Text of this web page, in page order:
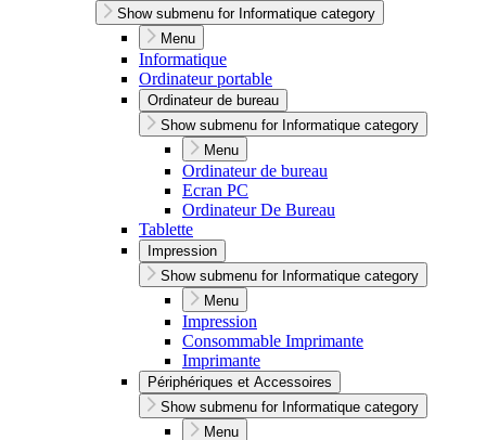
Show submenu for Informatique category
Menu
Informatique
Ordinateur portable
Ordinateur de bureau
Show submenu for Informatique category
Menu
Ordinateur de bureau
Ecran PC
Ordinateur De Bureau
Tablette
Impression
Show submenu for Informatique category
Menu
Impression
Consommable Imprimante
Imprimante
Périphériques et Accessoires
Show submenu for Informatique category
Menu